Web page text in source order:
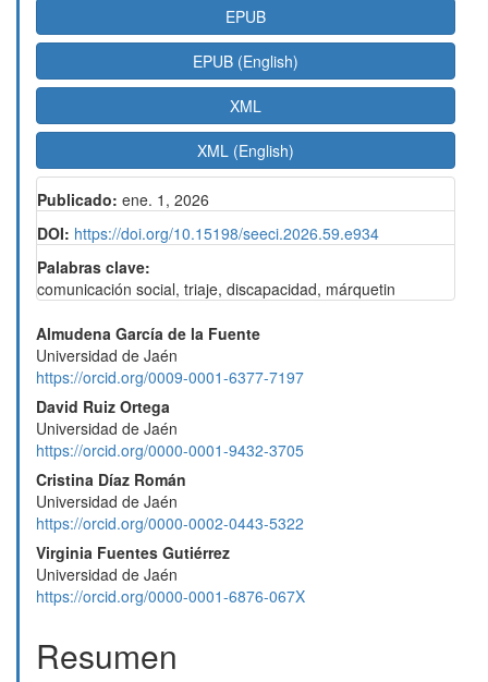
EPUB
EPUB (English)
XML
XML (English)
Publicado: ene. 1, 2026
DOI: https://doi.org/10.15198/seeci.2026.59.e934
Palabras clave:
comunicación social, triaje, discapacidad, márquetin
Contenido
principal
del
artículo
Almudena García de la Fuente
Universidad de Jaén
https://orcid.org/0009-0001-6377-7197
David Ruiz Ortega
Universidad de Jaén
https://orcid.org/0000-0001-9432-3705
Cristina Díaz Román
Universidad de Jaén
https://orcid.org/0000-0002-0443-5322
Virginia Fuentes Gutiérrez
Universidad de Jaén
https://orcid.org/0000-0001-6876-067X
Resumen